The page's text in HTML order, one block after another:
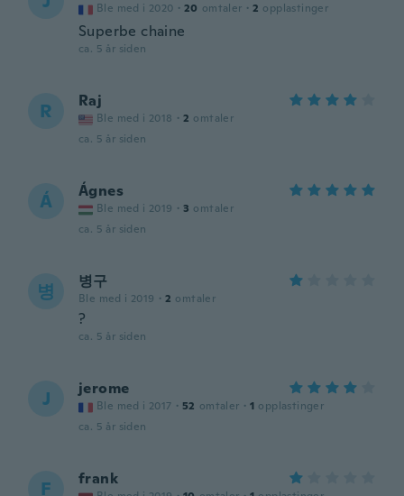
Ble med i 2020 · 20 omtaler · 2 opplastinger
Superbe chaine
ca. 5 år siden
R Raj
Ble med i 2018 · 2 omtaler
ca. 5 år siden
Á Ágnes
Ble med i 2019 · 3 omtaler
ca. 5 år siden
병 병구
Ble med i 2019 · 2 omtaler
?
ca. 5 år siden
J jerome
Ble med i 2017 · 52 omtaler · 1 opplastinger
ca. 5 år siden
F frank